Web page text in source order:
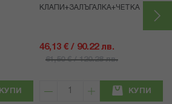
КУПИ
КЛАПИ+ЗАЛЪГАЛКА+ЧЕТКА
46,13 € / 90.22 лв.
61,50 € / 120.28 лв.
КУПИ